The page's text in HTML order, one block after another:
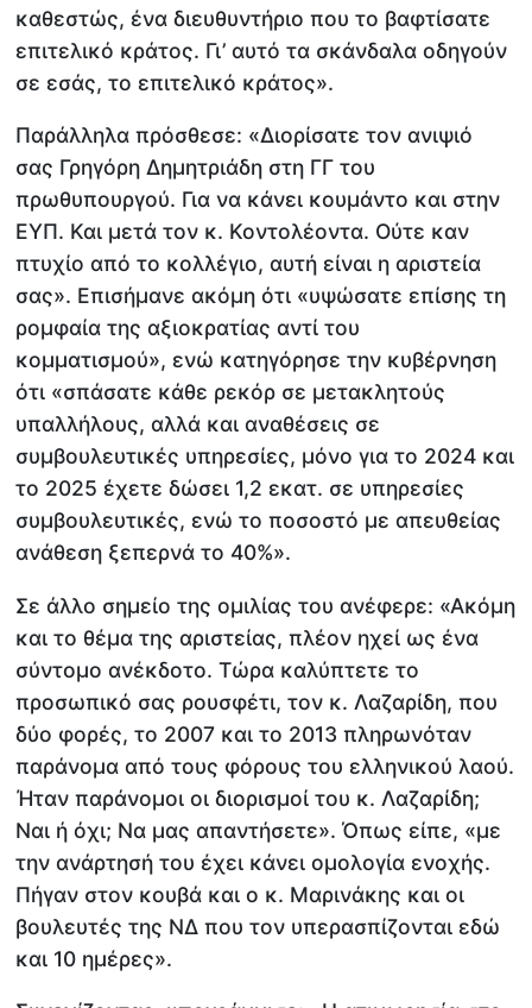
καθεστώς, ένα διευθυντήριο που το βαφτίσατε
επιτελικό κράτος. Γι’ αυτό τα σκάνδαλα οδηγούν
σε εσάς, το επιτελικό κράτος».
Παράλληλα πρόσθεσε: «Διορίσατε τον ανιψιό
σας Γρηγόρη Δημητριάδη στη ΓΓ του
πρωθυπουργού. Για να κάνει κουμάντο και στην
ΕΥΠ. Και μετά τον κ. Κοντολέοντα. Ούτε καν
πτυχίο από το κολλέγιο, αυτή είναι η αριστεία
σας». Επισήμανε ακόμη ότι «υψώσατε επίσης τη
ρομφαία της αξιοκρατίας αντί του
κομματισμού», ενώ κατηγόρησε την κυβέρνηση
ότι «σπάσατε κάθε ρεκόρ σε μετακλητούς
υπαλλήλους, αλλά και αναθέσεις σε
συμβουλευτικές υπηρεσίες, μόνο για το 2024 και
το 2025 έχετε δώσει 1,2 εκατ. σε υπηρεσίες
συμβουλευτικές, ενώ το ποσοστό με απευθείας
ανάθεση ξεπερνά το 40%».
Σε άλλο σημείο της ομιλίας του ανέφερε: «Ακόμη
και το θέμα της αριστείας, πλέον ηχεί ως ένα
σύντομο ανέκδοτο. Τώρα καλύπτετε το
προσωπικό σας ρουσφέτι, τον κ. Λαζαρίδη, που
δύο φορές, το 2007 και το 2013 πληρωνόταν
παράνομα από τους φόρους του ελληνικού λαού.
Ήταν παράνομοι οι διορισμοί του κ. Λαζαρίδη;
Ναι ή όχι; Να μας απαντήσετε». Όπως είπε, «με
την ανάρτησή του έχει κάνει ομολογία ενοχής.
Πήγαν στον κουβά και ο κ. Μαρινάκης και οι
βουλευτές της ΝΔ που τον υπερασπίζονται εδώ
και 10 ημέρες».